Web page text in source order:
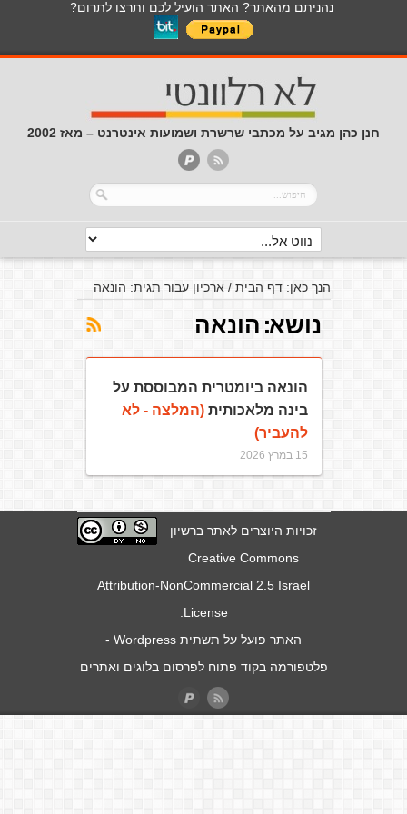
נהניתם מהאתר? האתר הועיל לכם ותרצו לתרום?
חנן כהן מגיב על מכתבי שרשרת ושמועות אינטרנט – מאז 2002
הנך כאן:דף הבית /ארכיון עבור תגית: הונאה
נושא: הונאה
הונאה ביומטרית המבוססת על
בינה מלאכותית(המלצה - לא
להעביר)
15 במרץ 2026
זכויות היוצרים לאתר ברשיון
Creative Commons
Attribution-NonCommercial 2.5 Israel
License
האתר פועל על תשתית Wordpress
-
פלטפורמה בקוד פתוח לפרסום בלוגים ואתרים